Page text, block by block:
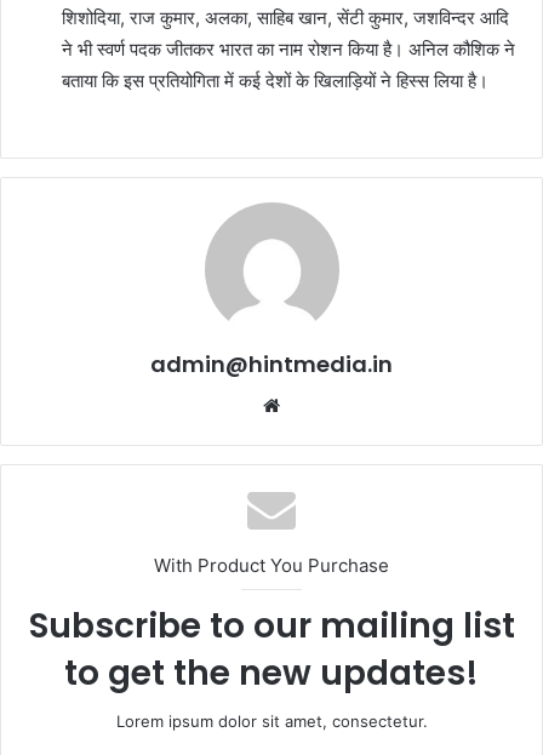
शिशोदिया, राज कुमार, अलका, साहिब खान, सेंटी कुमार, जशविन्दर आदि
ने भी स्वर्ण पदक जीतकर भारत का नाम रोशन किया है। अनिल कौशिक ने
बताया कि इस प्रतियोगिता में कई देशों के खिलाड़ियों ने हिस्स लिया है।
admin@hintmedia.in
With Product You Purchase
Subscribe to our mailing list
to get the new updates!
Lorem ipsum dolor sit amet, consectetur.